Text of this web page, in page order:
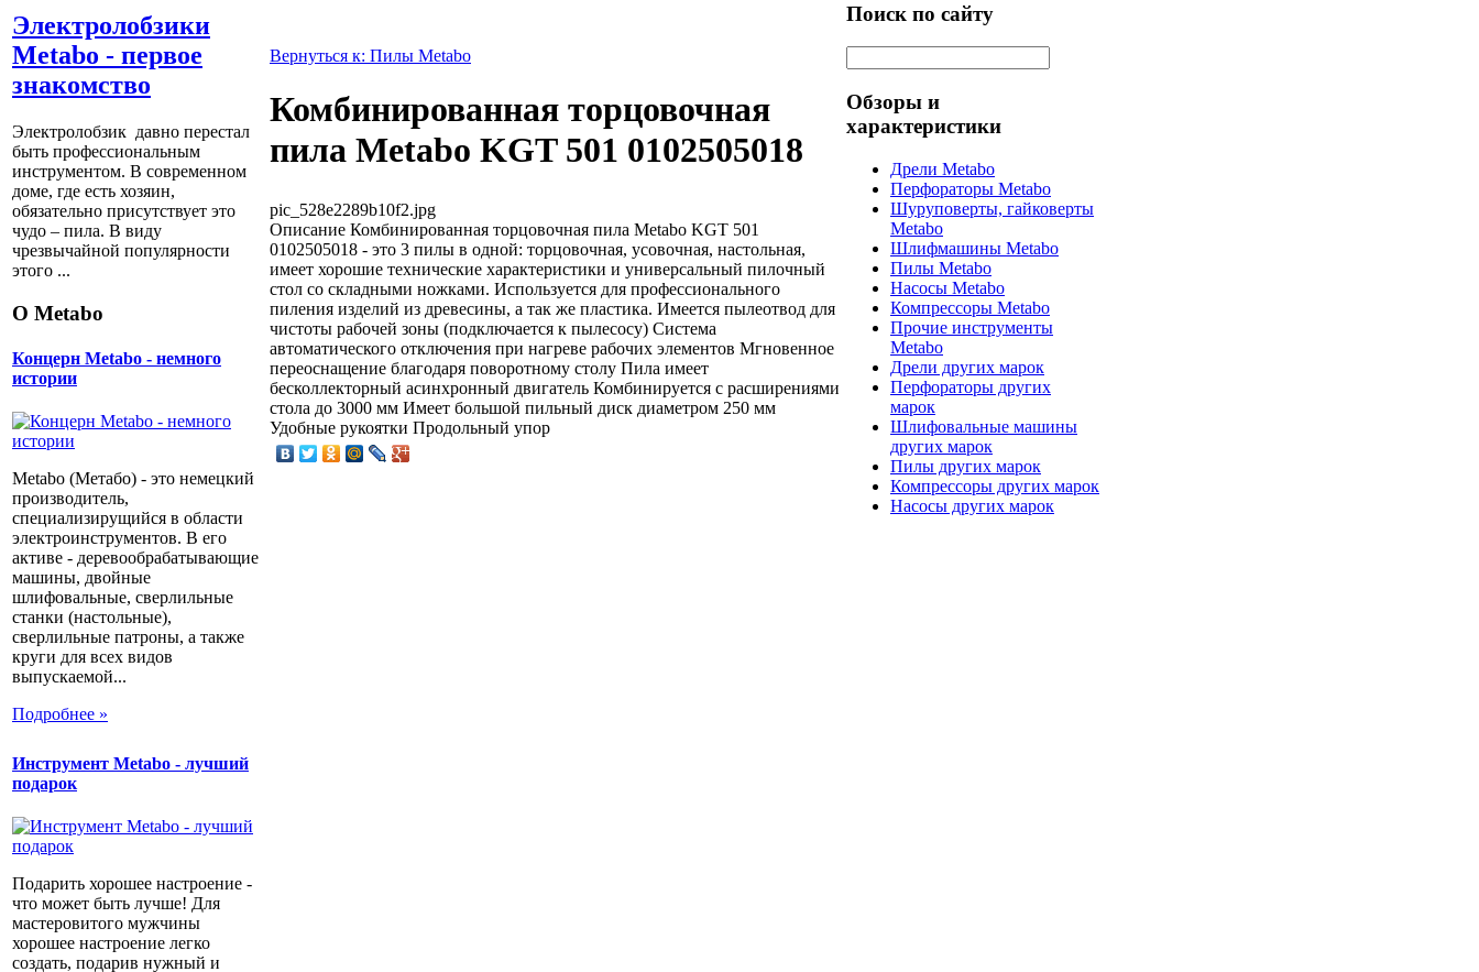
Электролобзики
Metabo - первое
знакомство
Электролобзик давно перестал
быть профессиональным
инструментом. В современном
доме, где есть хозяин,
обязательно присутствует это
чудо – пила. В виду
чрезвычайной популярности
этого ...
О Metabo
Концерн Metabo - немного
истории
Metabo (Метабо) - это немецкий
производитель,
специализирущийся в области
электроинструментов. В его
активе - деревообрабатывающие
машины, двойные
шлифовальные, сверлильные
станки (настольные),
сверлильные патроны, а также
круги для всех видов
выпускаемой...
Подробнее »
Инструмент Metabo - лучший
подарок
Подарить хорошее настроение -
что может быть лучше! Для
мастеровитого мужчины
хорошее настроение легко
создать, подарив нужный и
Вернуться к: Пилы Metabo
Комбинированная торцовочная
пила Metabo KGT 501 0102505018
pic_528e2289b10f2.jpg
Описание Комбинированная торцовочная пила Metabo KGT 501
0102505018 - это 3 пилы в одной: торцовочная, усовочная, настольная,
имеет хорошие технические характеристики и универсальный пилочный
стол со складными ножками. Используется для профессионального
пиления изделий из древесины, а так же пластика. Имеется пылеотвод для
чистоты рабочей зоны (подключается к пылесосу) Система
автоматического отключения при нагреве рабочих элементов Мгновенное
переоснащение благодаря поворотному столу Пила имеет
бесколлекторный асинхронный двигатель Комбинируется с расширениями
стола до 3000 мм Имеет большой пильный диск диаметром 250 мм
Удобные рукоятки Продольный упор
Поиск по сайту
Обзоры и
характеристики
Дрели Metabo
Перфораторы Metabo
Шуруповерты, гайковерты
Metabo
Шлифмашины Metabo
Пилы Metabo
Насосы Metabo
Компрессоры Metabo
Прочие инструменты
Metabo
Дрели других марок
Перфораторы других
марок
Шлифовальные машины
других марок
Пилы других марок
Компрессоры других марок
Насосы других марок